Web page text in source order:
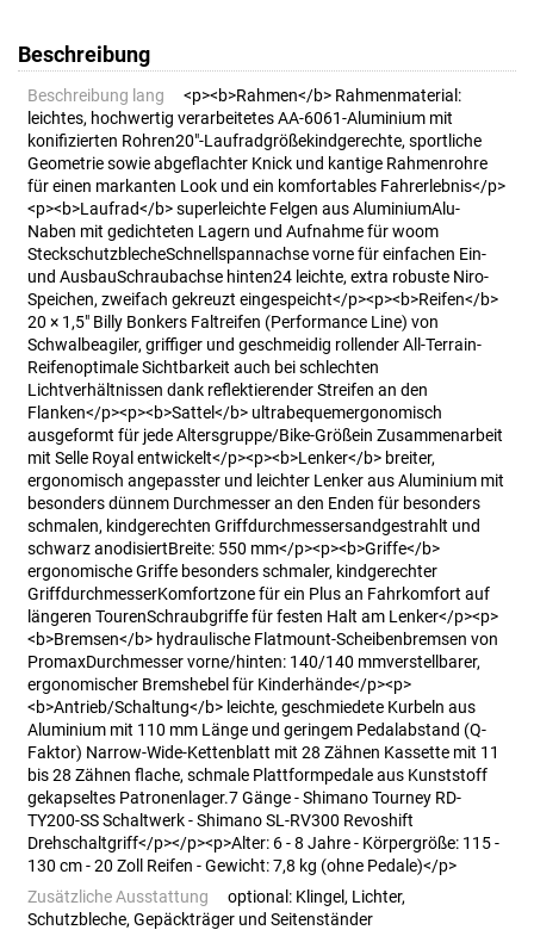
Beschreibung
Beschreibung lang
<p><b>Rahmen</b> Rahmenmaterial:
leichtes, hochwertig verarbeitetes AA-6061-Aluminium mit
konifizierten Rohren20"-Laufradgrößekindgerechte, sportliche
Geometrie sowie abgeflachter Knick und kantige Rahmenrohre
für einen markanten Look und ein komfortables Fahrerlebnis</p>
<p><b>Laufrad</b> superleichte Felgen aus AluminiumAlu-
Naben mit gedichteten Lagern und Aufnahme für woom
SteckschutzblecheSchnellspannachse vorne für einfachen Ein-
und AusbauSchraubachse hinten24 leichte, extra robuste Niro-
Speichen, zweifach gekreuzt eingespeicht</p><p><b>Reifen</b>
20 × 1,5" Billy Bonkers Faltreifen (Performance Line) von
Schwalbeagiler, griffiger und geschmeidig rollender All-Terrain-
Reifenoptimale Sichtbarkeit auch bei schlechten
Lichtverhältnissen dank reflektierender Streifen an den
Flanken</p><p><b>Sattel</b> ultrabequemergonomisch
ausgeformt für jede Altersgruppe/Bike-Größein Zusammenarbeit
mit Selle Royal entwickelt</p><p><b>Lenker</b> breiter,
ergonomisch angepasster und leichter Lenker aus Aluminium mit
besonders dünnem Durchmesser an den Enden für besonders
schmalen, kindgerechten Griffdurchmessersandgestrahlt und
schwarz anodisiertBreite: 550 mm</p><p><b>Griffe</b>
ergonomische Griffe besonders schmaler, kindgerechter
GriffdurchmesserKomfortzone für ein Plus an Fahrkomfort auf
längeren TourenSchraubgriffe für festen Halt am Lenker</p><p>
<b>Bremsen</b> hydraulische Flatmount-Scheibenbremsen von
PromaxDurchmesser vorne/hinten: 140/140 mmverstellbarer,
ergonomischer Bremshebel für Kinderhände</p><p>
<b>Antrieb/Schaltung</b> leichte, geschmiedete Kurbeln aus
Aluminium mit 110 mm Länge und geringem Pedalabstand (Q-
Faktor) Narrow-Wide-Kettenblatt mit 28 Zähnen Kassette mit 11
bis 28 Zähnen flache, schmale Plattformpedale aus Kunststoff
gekapseltes Patronenlager.7 Gänge - Shimano Tourney RD-
TY200-SS Schaltwerk - Shimano SL-RV300 Revoshift
Drehschaltgriff</p></p><p>Alter: 6 - 8 Jahre - Körpergröße: 115 -
130 cm - 20 Zoll Reifen - Gewicht: 7,8 kg (ohne Pedale)</p>
Zusätzliche Ausstattung
optional: Klingel, Lichter,
Schutzbleche, Gepäckträger und Seitenständer